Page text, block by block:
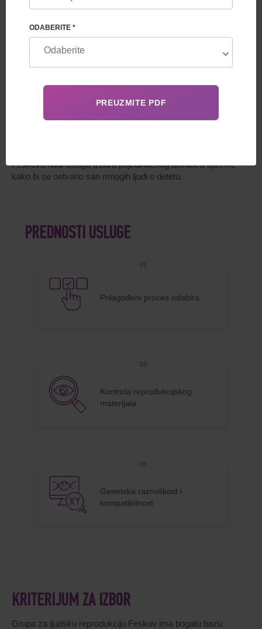
Kriterijum za izbor
Anonimni ili neanonimni donator?
Dodatne Informacije
Šta ako bračni par želi da rodi dete, ali to se ne dešava zbog
zdravstvenih problema supruga? Zaista, prema medicinskoj
Feskova nudi uslugu izbora pojedinačnog davaoca sperme
kako bi se ostvario san mnogih ljudi o detetu.
PREDNOSTI USLUGE
Prilagođeni proces odabira
Kontrola reprodukcijskog
materijala
Genetska raznolikost i
kompatibilnost
KRITERIJUM ZA IZBOR
Grupa za ljudsku reprodukciju Feskov ima bogatu bazu
ODABERITE *